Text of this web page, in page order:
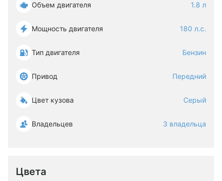
Объем двигателя 1.8 л
Мощность двигателя 180 л.с.
Тип двигателя Бензин
Привод Передний
Цвет кузова Серый
Владельцев 3 владельца
Цвета